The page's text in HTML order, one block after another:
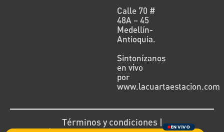
EN VIVO
Calle 70 #
48A – 45
Medellín-
Antioquia.
Sintonízanos
en vivo
por
www.lacuartaestacion.com
Términos y condiciones |